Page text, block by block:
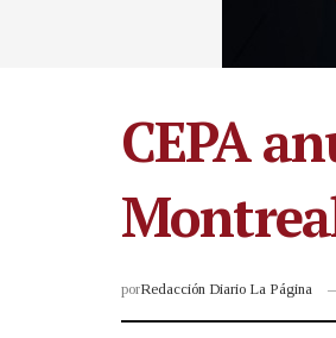
CEPA
porRedacción Diario La Página